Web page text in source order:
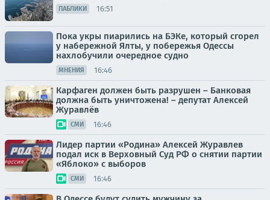
ПАБЛИКИ 16:51
Пока укры пиарились на БЭКе, который сгорел
у набережной Ялты, у побережья Одессы
нахлобучили очередное судно
МНЕНИЯ 16:46
Карфаген должен быть разрушен – Банковая
должна быть уничтожена! – депутат Алексей
Журавлёв
СМИ 16:46
Лидер партии «Родина» Алексей Журавлев
подал иск в Верховный Суд РФ о снятии партии
«Яблоко» с выборов
СМИ 16:46